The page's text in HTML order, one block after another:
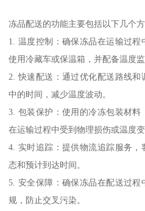
冻品配送的功能主要包括以下几个方
1. 温度控制：确保冻品在运输过
使用冷藏车或保温箱，并配备温度监
2. 快速配送：通过优化配送路线
中的时间，减少温度波动。
3. 包装保护：使用的冷冻包装材
在运输过程中受到物理损伤或温度变
4. 实时追踪：提供物流追踪服务
态和预计到达时间。
5. 安全保障：确保冻品在配送过
规，防止交叉污染。